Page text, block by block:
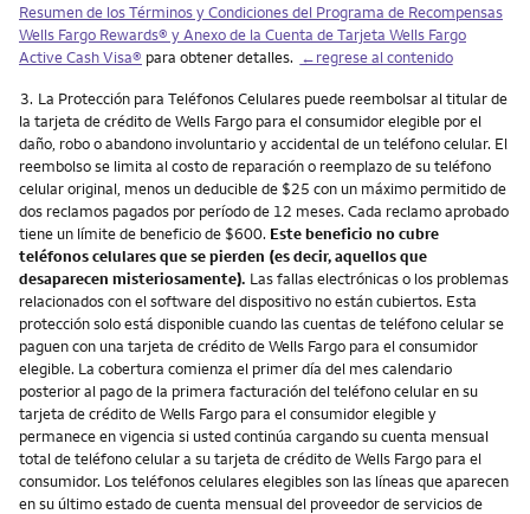
Resumen de los Términos y Condiciones del Programa de Recompensas
Wells Fargo Rewards® y Anexo de la Cuenta de Tarjeta Wells Fargo
Active Cash Visa® para obtener detalles. ←regrese al contenido
Nota
3. La Protección para Teléfonos Celulares puede reembolsar al titular de
la tarjeta de crédito de Wells Fargo para el consumidor elegible por el
daño, robo o abandono involuntario y accidental de un teléfono celular. El
reembolso se limita al costo de reparación o reemplazo de su teléfono
celular original, menos un deducible de $25 con un máximo permitido de
dos reclamos pagados por período de 12 meses. Cada reclamo aprobado
tiene un límite de beneficio de $600. Este beneficio no cubre
teléfonos celulares que se pierden (es decir, aquellos que
desaparecen misteriosamente). Las fallas electrónicas o los problemas
relacionados con el software del dispositivo no están cubiertos. Esta
protección solo está disponible cuando las cuentas de teléfono celular se
paguen con una tarjeta de crédito de Wells Fargo para el consumidor
elegible. La cobertura comienza el primer día del mes calendario
posterior al pago de la primera facturación del teléfono celular en su
tarjeta de crédito de Wells Fargo para el consumidor elegible y
permanece en vigencia si usted continúa cargando su cuenta mensual
total de teléfono celular a su tarjeta de crédito de Wells Fargo para el
consumidor. Los teléfonos celulares elegibles son las líneas que aparecen
en su último estado de cuenta mensual del proveedor de servicios de